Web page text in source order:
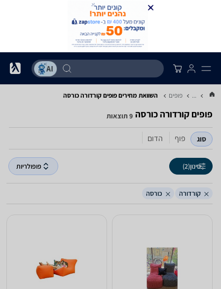
... פופים השוואת מחירים פופים ‏קורדורה ‏כורסה
פופים ‏קורדורה ‏כורסה 9 תוצאות
סוג פוף הדום
סינון(2) פופולריות
קורדורה כורסה